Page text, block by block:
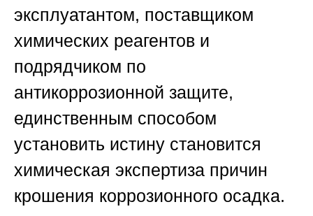
эксплуатантом, поставщиком
химических реагентов и
подрядчиком по
антикоррозионной защите,
единственным способом
установить истину становится
химическая экспертиза причин
крошения коррозионного осадка.